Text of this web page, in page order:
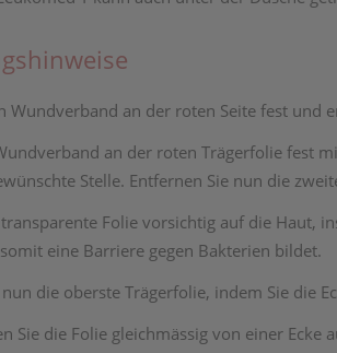
Wundverband an der roten Seite fest und
an der roten Trägerfolie fest
Stelle. Entfernen Sie nun die
Folie vorsichtig auf die Haut,
eine Barriere gegen Bakterien bildet.
die oberste Trägerfolie, indem Sie die
Sie die Folie gleichmässig von einer